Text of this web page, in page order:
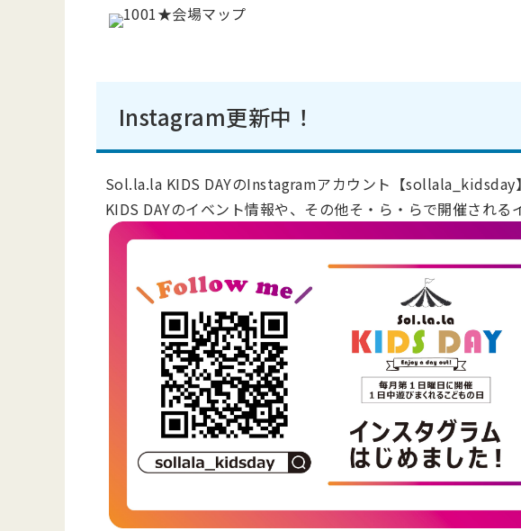
Instagram更新中！
Sol.la.la KIDS DAYのInstagramアカウント【sollala_kidsday
KIDS DAYのイベント情報や、その他そ・ら・らで開催され